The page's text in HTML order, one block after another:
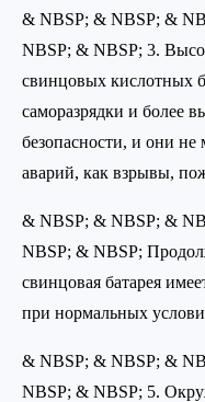
& NBSP; & NBSP; &
NBSP; & NBSP; 3.
свинцовых кислотных
саморазрядки и более
безопасности, и они не
аварий, как взрывы,
& NBSP; & NBSP; &
NBSP; & NBSP;
свинцовая батарея
при нормальных
& NBSP; & NBSP; &
NBSP; & NBSP; 5.